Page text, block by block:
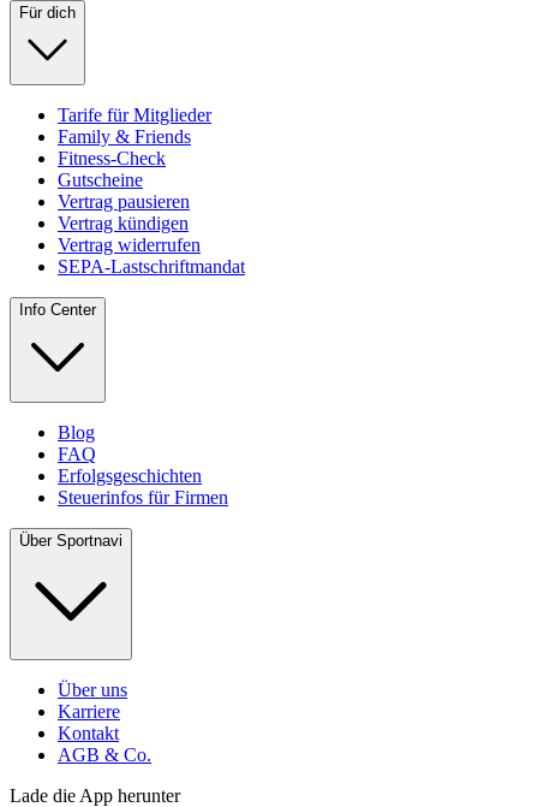
Für dich
Tarife für Mitglieder
Family & Friends
Fitness-Check
Gutscheine
Vertrag pausieren
Vertrag kündigen
Vertrag widerrufen
SEPA-Lastschriftmandat
Info Center
Blog
FAQ
Erfolgsgeschichten
Steuerinfos für Firmen
Über Sportnavi
Über uns
Karriere
Kontakt
AGB & Co.
Lade die App herunter